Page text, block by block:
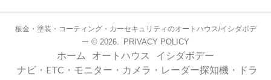
板金・塗装・コーティング・カーセキュリティのオートハウス/イシダボデ
ー © 2026. PRIVACY POLICY
ホーム オートハウス
イシダボデー
ナビ・ETC・モニター・カメラ・レーダー探知機・ドラ